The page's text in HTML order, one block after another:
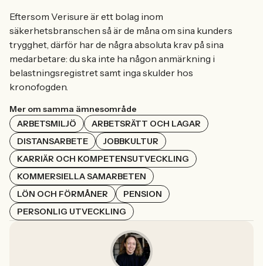
Eftersom Verisure är ett bolag inom
säkerhetsbranschen så är de måna om sina kunders
trygghet, därför har de några absoluta krav på sina
medarbetare: du ska inte ha någon anmärkning i
belastningsregistret samt inga skulder hos
kronofogden.
Mer om samma ämnesområde
ARBETSMILJÖ
ARBETSRÄTT OCH LAGAR
DISTANSARBETE
JOBBKULTUR
KARRIÄR OCH KOMPETENSUTVECKLING
KOMMERSIELLA SAMARBETEN
LÖN OCH FÖRMÅNER
PENSION
PERSONLIG UTVECKLING